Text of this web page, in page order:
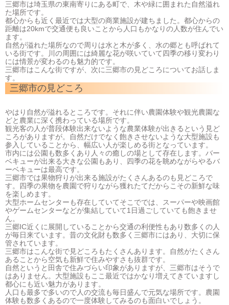
三郷市は埼玉県の東南寄りにある町で、木や緑に囲まれた自然溢れ
た場所です。
都心からも近く最近では大型の商業施設が建ちました。都心からの
距離は20kmで交通便も良いことから人口もかなりの人数が住んでい
ます。
自然が溢れた場所なので周りは水と木が多く、水の郷とも呼ばれて
いる街です。川の周囲には綺麗な花が咲いていて四季の移り変わり
には情景が変わるのも魅力的です。
三郷市はこんな街ですが、次に三郷市の見どころについてお話しま
す。
三郷市の見どころ
やはり自然が溢れるところです。それに伴い農園体験や観光農園な
どと農業に深く携わっている場所です。
観光客の人が普段体験出来ないような農業体験が出きるという見ど
ころがありますが。自然だけでなく飽きさせないような大型施設も
参入していることから、幅広い人が楽しめる街となっています。
市内には公園も数多くあり人々の癒しの場として存在します。バー
ベキューが出来る大きな公園もあり、四季の花を眺めながらやるバ
ーベキューは最高です。
三郷市では果物狩りが出来る施設がたくさんあるのも見どころで
す。四季の果物を農園で狩りながら獲れたてだからこその新鮮な味
を楽しめます。
大型ホームセンターも存在していてそこででは、スーパーや映画館
やゲームセンターなどが集結していて1日過ごしていても飽きませ
ん。
三郷IC近くに展開していることから交通の利便性もあり数多くの人
が毎日来ています。昔の文化財も数多く三郷市にはあり、大切に保
管されています。
三郷市はこんな街で見どころもたくさんあります。自然がたくさん
あることから空気も新鮮で住みやすさも抜群です。
自然というと田舎で住みづらい印象がありますが、三郷市はそうで
はありません。大型施設もここ最近ではかなり増えてきていますし
都心にも近い魅力があります。
人口も最多で多いので人の交流も毎日盛んで元気な場所です。農園
体験も数多くあるので一度体験してみるのも面白いでしょう。